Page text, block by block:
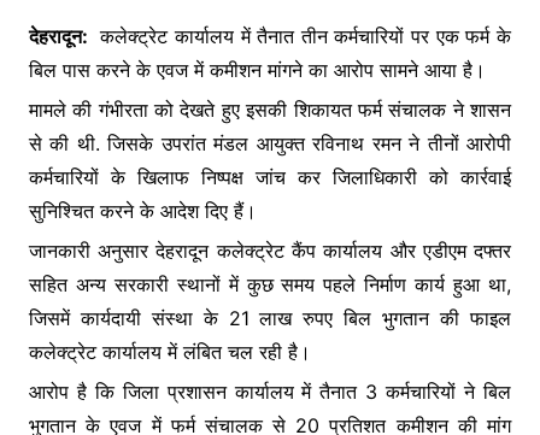
e
b
o
o
k
er s
A
p
p
s
e
n
g
er
ar
e
देहरादून: कलेक्ट्रेट कार्यालय में तैनात तीन कर्मचारियों पर एक फर्म के
बिल पास करने के एवज में कमीशन मांगने का आरोप सामने आया है।
मामले की गंभीरता को देखते हुए इसकी शिकायत फर्म संचालक ने शासन
से की थी. जिसके उपरांत मंडल आयुक्त रविनाथ रमन ने तीनों आरोपी
कर्मचारियों के खिलाफ निष्पक्ष जांच कर जिलाधिकारी को कार्रवाई
सुनिश्चित करने के आदेश दिए हैं।
जानकारी अनुसार देहरादून कलेक्ट्रेट कैंप कार्यालय और एडीएम दफ्तर
सहित अन्य सरकारी स्थानों में कुछ समय पहले निर्माण कार्य हुआ था,
जिसमें कार्यदायी संस्था के 21 लाख रुपए बिल भुगतान की फाइल
कलेक्ट्रेट कार्यालय में लंबित चल रही है।
आरोप है कि जिला प्रशासन कार्यालय में तैनात 3 कर्मचारियों ने बिल
भुगतान के एवज में फर्म संचालक से 20 प्रतिशत कमीशन की मांग